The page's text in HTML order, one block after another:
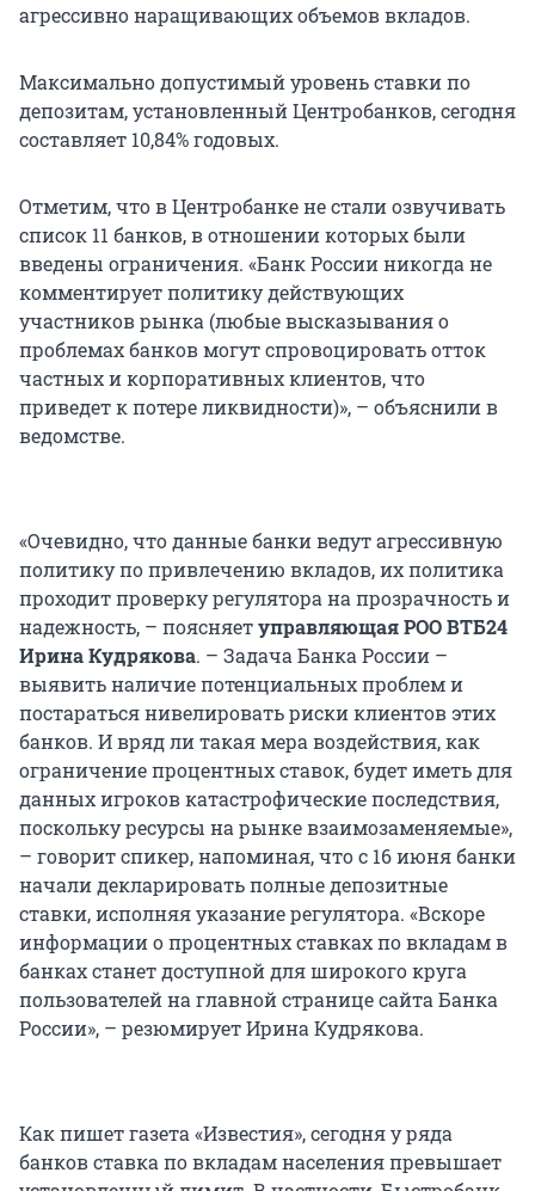
агрессивно наращивающих объемов вкладов.
Максимально допустимый уровень ставки по
депозитам, установленный Центробанков, сегодня
составляет 10,84% годовых.
Отметим, что в Центробанке не стали озвучивать
список 11 банков, в отношении которых были
введены ограничения. «Банк России никогда не
комментирует политику действующих
участников рынка (любые высказывания о
проблемах банков могут спровоцировать отток
частных и корпоративных клиентов, что
приведет к потере ликвидности)», – объяснили в
ведомстве.
«Очевидно, что данные банки ведут агрессивную
политику по привлечению вкладов, их политика
проходит проверку регулятора на прозрачность и
надежность, – поясняетуправляющая РОО ВТБ24
Ирина Кудрякова. – Задача Банка России –
выявить наличие потенциальных проблем и
постараться нивелировать риски клиентов этих
банков. И вряд ли такая мера воздействия, как
ограничение процентных ставок, будет иметь для
данных игроков катастрофические последствия,
поскольку ресурсы на рынке взаимозаменяемые»,
– говорит спикер, напоминая, что с 16 июня банки
начали декларировать полные депозитные
ставки, исполняя указание регулятора. «Вскоре
информации о процентных ставках по вкладам в
банках станет доступной для широкого круга
пользователей на главной странице сайта Банка
России», – резюмирует Ирина Кудрякова.
Как пишет газета «Известия», сегодня у ряда
банков ставка по вкладам населения превышает